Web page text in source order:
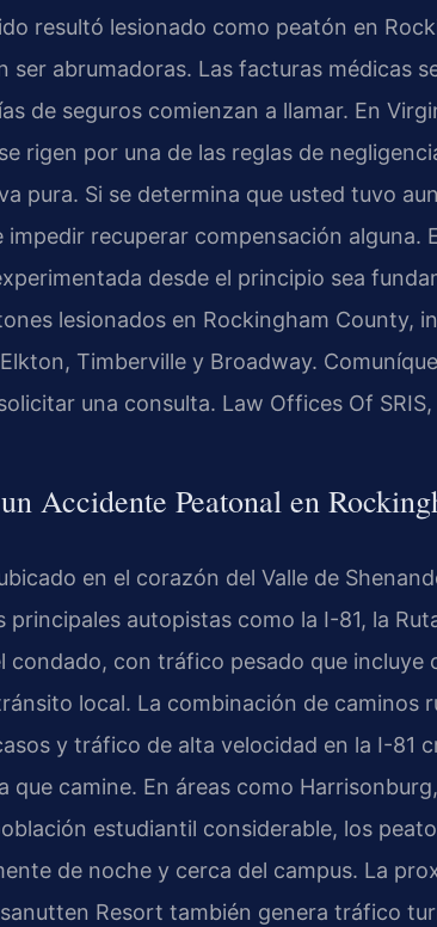
resultó lesionado como peatón en
ser abrumadoras. Las facturas médicas
de seguros comienzan a llamar. En
rigen por una de las reglas de
pura. Si se determina que usted tuvo
impedir recuperar compensación alguna.
desde el principio sea
lesionados en Rockingham County,
Timberville y Broadway.
una consulta. Law Offices Of
Accidente Peatonal en
en el corazón del Valle de
principales autopistas como la I-81, la
condado, con tráfico pesado que incluye
local. La combinación de caminos
y tráfico de alta velocidad en la I-81
que camine. En áreas como
estudiantil considerable, los
de noche y cerca del campus. La
Resort también genera tráfico